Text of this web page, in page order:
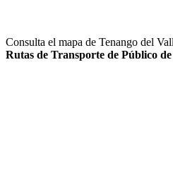
Consulta el mapa de Tenango del
Rutas de Transporte de Público